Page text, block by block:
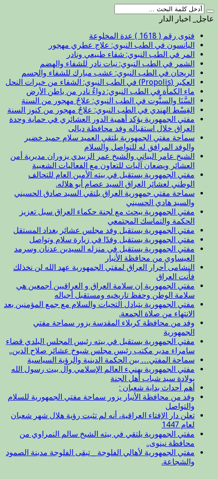
عاجل_ اخبار الدار
فتوى رقم ( 1618 ) عدة المخلوعة
اليانسون في الطب النبوي: علاج عطري مهجور
المر في الطب النبوي: شفاء طبيعي ونادر
الشمر في الطب النبوي: نبات نادر للشفاء والهضم
الريحان في الطب النبوي: عشب مبارك للشفاء والجسم
العكبر (Propolis) في الطب النبوي: الشفاء من خيرات النحل
ماء الكمأة في الطب النبوي: دواءٌ نادر من باطن الأرض
السَّنَا والسنُّوت في الطب النبوي: علاجٌ مهجور من السنة
القِسْط الهندي في الطب النبوي: علاجٌ مهجور من كنوز السنة
مفتي الجمهورية يؤكد أهمية الدور العشائري في حماية وحدة
العراق خلال استقباله وفد محافظة ديالى
سماحة مفتي الجمهورية يلتقي العميد سلام حميد خضير
والوفد المرافق له للتواصل والسلام
الشيخ عامر البياتي والشيخ عمر الزبيدي يزوران مديرية أمن
العشائر ويضعان آليات للتعاون مع الفعاليات الشعبية
مفتي الجمهورية يستقبل في بيته الأمين العام للتحالف
الوطني لعشائر العراق السيد عصام أبو هلاله.
سماحة مفتي جمهورية العراق يلتقي السيد صادق الحسيني
والسيد هادي الحسيني
مفتي الجمهورية يبحث مع لجنة حكماء العراق سبل تعزيز
الحكمة والتماسك المجتمعي
مفتي الجمهورية يستقبل وفد مجلس عشائر بغداد المستقل
مفتي الجمهورية يستقبل وفدًا في زيارة سلام وتواصل
مفتي الجمهورية يستقبل في منزله السيدين عدنان وسرمد
العيساوي من محافظة الأنبار
النشامى أحرار العراق لمفتي الجمهورية عهد الله لن نخذلك
فأنت العراق
مفتي الجمهورية إن سلامة العراق و العراقيين أجمعين هي
سلامة الوطن وحفظ تاريخيه ومستقبل أجياله
مفتي الجمهورية يتبادل التحيات والسلام مع جمع المؤمنين بعد
الانتهاء من صلاة الجمعة.
وفد من محافظة كربلاء المقدسة يزور سماحة مفتي
الجمهورية
مفتي الجمهورية يستقبل في بيته رئيس المجلس البلدي قضاء
سامراء مدير مكتب رئيس مجلس شيوخ عشائر صلاح الدين..
سماحة المفتي… بين الحكمة الدينية والرؤية السياسية
مفتي الجمهورية يهنيء العالم الإسلامي وآل بيت رسول الله
بولادة سيد شباب أهل الجنة
أهم أحداث بداية شعبان :
وفد من محافظة الأنبار يزور سماحة مفتي الجمهورية للسلام
والتواصل
تعلن دار الإفتاء العراقية، أنه لم تثبت رؤية هلال شهر شعبان
لعام 1447
مفتي الجمهورية يلتقي في بيته الشيخ سالم النمراوي من
محافظة نينوى..
مفتي الجمهورية لأهالي الفلوجة _ تبقى الفلوجة مدينة الصمود
والشجاعة.